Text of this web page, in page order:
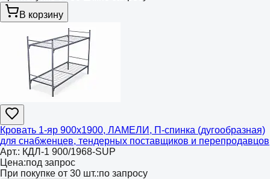
В корзину
Кровать 1-яр 900х1900, ЛАМЕЛИ, П-спинка (дугообразная)
для снабженцев, тендерных поставщиков и перепродавцов
Арт.: КДЛ-1 900/1968-SUP
Цена:под запрос
При покупке от 30 шт.:по запросу